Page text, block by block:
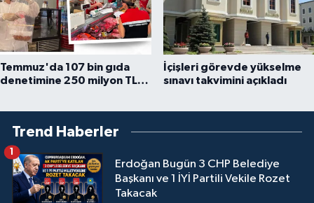
Temmuz'da 107 bin gıda
denetimine 250 milyon TL
İçişleri görevde yükselme
sınavı takvimini açıkladı
Trend Haberler
Erdoğan Bugün 3 CHP Belediye
Başkanı ve 1 İYİ Partili Vekile Rozet
Takacak
1